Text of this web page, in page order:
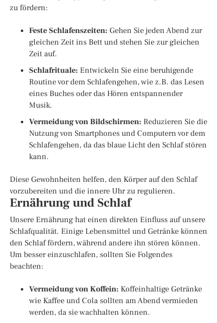
zu fördern:
Feste Schlafenszeiten: Gehen Sie jeden Abend zur
gleichen Zeit ins Bett und stehen Sie zur gleichen
Zeit auf.
Schlafrituale: Entwickeln Sie eine beruhigende
Routine vor dem Schlafengehen, wie z.B. das Lesen
eines Buches oder das Hören entspannender
Musik.
Vermeidung von Bildschirmen: Reduzieren Sie die
Nutzung von Smartphones und Computern vor dem
Schlafengehen, da das blaue Licht den Schlaf stören
kann.
Diese Gewohnheiten helfen, den Körper auf den Schlaf
vorzubereiten und die innere Uhr zu regulieren.
Ernährung und Schlaf
Unsere Ernährung hat einen direkten Einfluss auf unsere
Schlafqualität. Einige Lebensmittel und Getränke können
den Schlaf fördern, während andere ihn stören können.
Um besser einzuschlafen, sollten Sie Folgendes
beachten:
Vermeidung von Koffein: Koffeinhaltige Getränke
wie Kaffee und Cola sollten am Abend vermieden
werden, da sie wachhalten können.